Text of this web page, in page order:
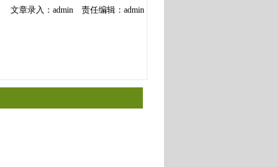
文章录入：admin 责任编辑：admin